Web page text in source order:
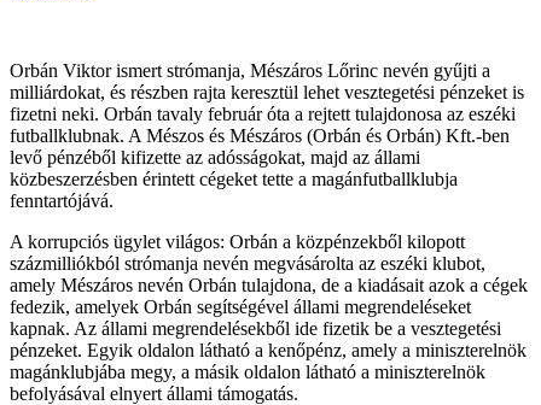
Orbán Viktor ismert strómanja, Mészáros Lőrinc nevén gyűjti a
milliárdokat, és részben rajta keresztül lehet vesztegetési pénzeket is
fizetni neki. Orbán tavaly február óta a rejtett tulajdonosa az eszéki
futballklubnak. A Mészos és Mészáros (Orbán és Orbán) Kft.-ben
levő pénzéből kifizette az adósságokat, majd az állami
közbeszerzésben érintett cégeket tette a magánfutballklubja
fenntartójává.
A korrupciós ügylet világos: Orbán a közpénzekből kilopott
százmilliókból strómanja nevén megvásárolta az eszéki klubot,
amely Mészáros nevén Orbán tulajdona, de a kiadásait azok a cégek
fedezik, amelyek Orbán segítségével állami megrendeléseket
kapnak. Az állami megrendelésekből ide fizetik be a vesztegetési
pénzeket. Egyik oldalon látható a kenőpénz, amely a miniszterelnök
magánklubjába megy, a másik oldalon látható a miniszterelnök
befolyásával elnyert állami támogatás.